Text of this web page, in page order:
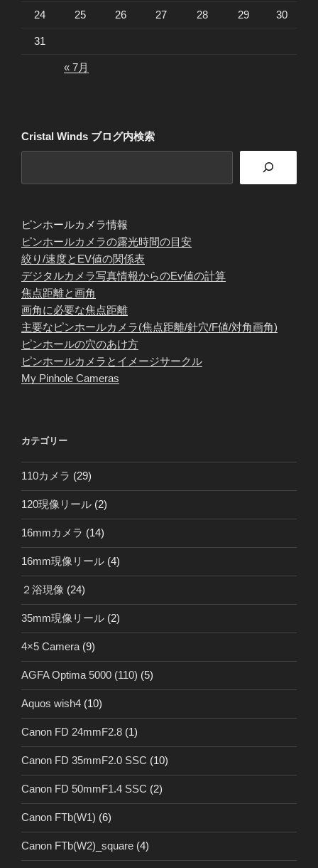
24 25 26 27 28 29 30
31
« 7月
Cristal Winds ブログ内検索
ピンホールカメラ情報
ピンホールカメラの露光時間の目安
絞り/速度とEV値の関係表
デジタルカメラ写真情報からのEv値の計算
焦点距離と画角
画角に必要な焦点距離
主要なピンホールカメラ(焦点距離/針穴/F値/対角画角)
ピンホールの穴のあけ方
ピンホールカメラとイメージサークル
My Pinhole Cameras
カテゴリー
110カメラ (29)
120現像リール (2)
16mmカメラ (14)
16mm現像リール (4)
２浴現像 (24)
35mm現像リール (2)
4×5 Camera (9)
AGFA Optima 5000 (110) (5)
Aquos wish4 (10)
Canon FD 24mmF2.8 (1)
Canon FD 35mmF2.0 SSC (10)
Canon FD 50mmF1.4 SSC (2)
Canon FTb(W1) (6)
Canon FTb(W2)_square (4)